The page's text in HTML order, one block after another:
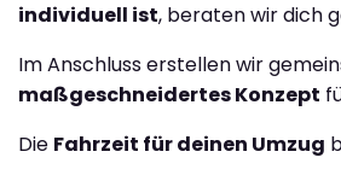
individuell ist, beraten wir dich
Im Anschluss erstellen wir
maßgeschneidertes Konzept
Die Fahrzeit für deinen Umzug